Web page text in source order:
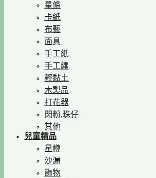
星條
卡紙
布藝
面具
手工紙
手工繩
輕黏土
木製品
打花器
閃粉,珠仔
其他
兒童精品
星樽
沙漏
飾物